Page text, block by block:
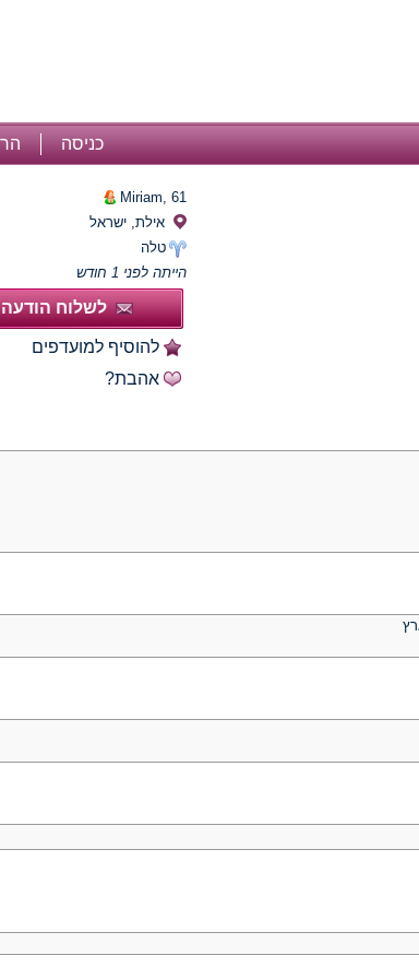
כניסה
Miriam, 61
אילת, ישראל
טלה
הייתה לפני 1 חודש
לשלוח הודעה
להוסיף למועדפים
אהבת?